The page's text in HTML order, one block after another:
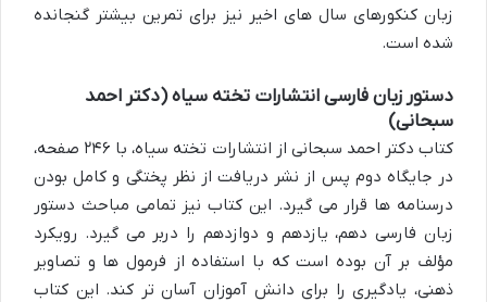
زبان کنکورهای سال های اخیر نیز برای تمرین بیشتر گنجانده
شده است.
دستور زبان فارسی انتشارات تخته سیاه (دکتر احمد
سبحانی)
کتاب دکتر احمد سبحانی از انتشارات تخته سیاه، با ۲۴۶ صفحه،
در جایگاه دوم پس از نشر دریافت از نظر پختگی و کامل بودن
درسنامه ها قرار می گیرد. این کتاب نیز تمامی مباحث دستور
زبان فارسی دهم، یازدهم و دوازدهم را دربر می گیرد. رویکرد
مؤلف بر آن بوده است که با استفاده از فرمول ها و تصاویر
ذهنی، یادگیری را برای دانش آموزان آسان تر کند. این کتاب